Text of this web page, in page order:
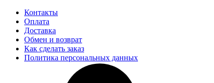
Контакты
Оплата
Доставка
Обмен и возврат
Как сделать заказ
Политика персональных данных